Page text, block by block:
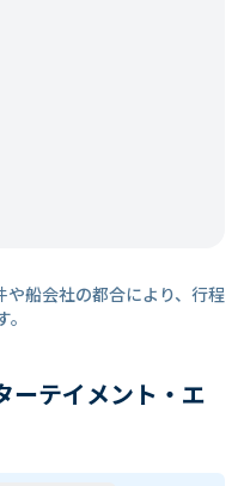
や船会社の都合により、行程
ーテイメント・エ